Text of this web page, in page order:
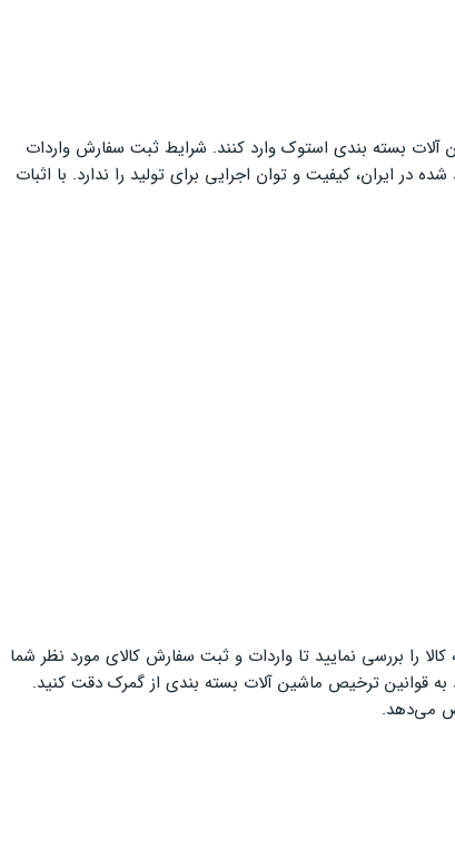
آلات بسته بندی استوک وارد کنند. شرایط ثبت سفارش واردات
در ایران، کیفیت و توان اجرایی برای تولید را ندارد. با اثبات
را بررسی نمایید تا واردات و ثبت سفارش کالای مورد نظر شما
قوانین ترخیص ماشین آلات بسته بندی از گمرک دقت کنید.